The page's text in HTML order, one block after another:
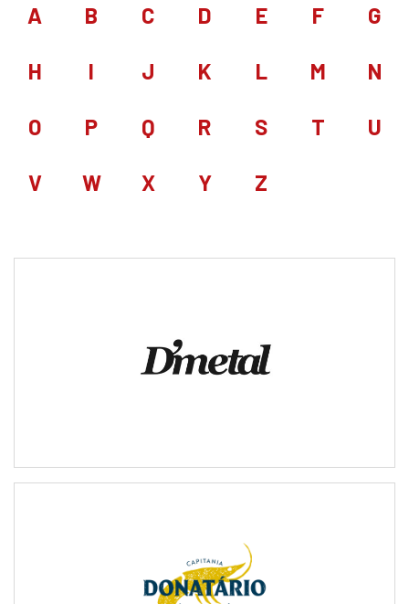
A B C D E F G
H I J K L M N
O P Q R S T U
V W X Y Z